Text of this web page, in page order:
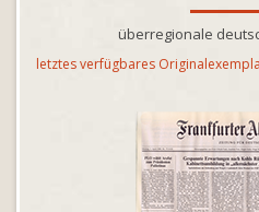
überregionale
letztes verfügbares